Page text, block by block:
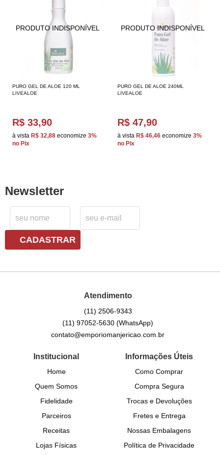
PURO GEL DE ALOE 120 ML
LIVEALOE
R$ 33,90
à vista R$ 32,88 economize 3%
no Pix
PURO GEL DE ALOE 240ML
LIVEALOE
R$ 47,90
à vista R$ 46,46 economize 3%
no Pix
Newsletter
CADASTRAR
Atendimento
(11) 2506-9343
(11) 97052-5630(WhatsApp)
contato@emporiomanjericao.com.br
Institucional
Home
Quem Somos
Fidelidade
Parceiros
Receitas
Lojas Físicas
Informações Úteis
Como Comprar
Compra Segura
Trocas e Devoluções
Fretes e Entrega
Nossas Embalagens
Política de Privacidade